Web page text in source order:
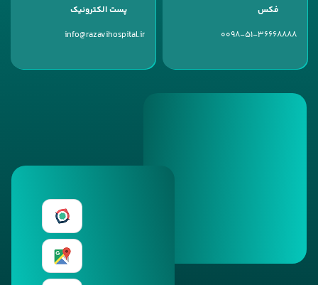
فکس
0098-51-36668888
پست الکترونیک
info@razavihospital.ir